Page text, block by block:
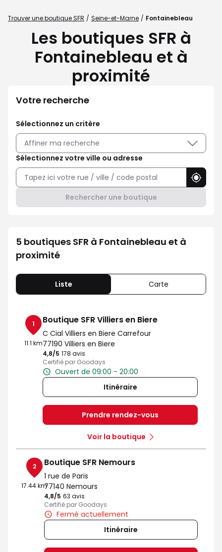
Trouver une boutique SFR Seine-et-Marne Fontainebleau
Les boutiques SFR à
Fontainebleau et à
proximité
Votre recherche
Sélectionnez un critère
Affiner ma recherche
Sélectionnez votre ville ou adresse
Rechercher une boutique
5 boutiques SFR à Fontainebleau et à
proximité
Liste Carte
1
11.1 km
Boutique SFR Villiers en Biere
C Cial Villiers en Biere Carrefour
77190 Villiers en Biere
4,8/5 Note de 4.8 sur 5
178 avis
Certifié par Goodays
Ouvert de 09:00 - 20:00
Itinéraire
Prendre rendez-vous
Voir la boutique
2
17.44 km
Boutique SFR Nemours
1 rue de Paris
77140 Nemours
4,8/5 Note de 4.8 sur 5
63 avis
Certifié par Goodays
Fermé actuellement
Itinéraire